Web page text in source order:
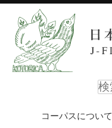
コーパスについて